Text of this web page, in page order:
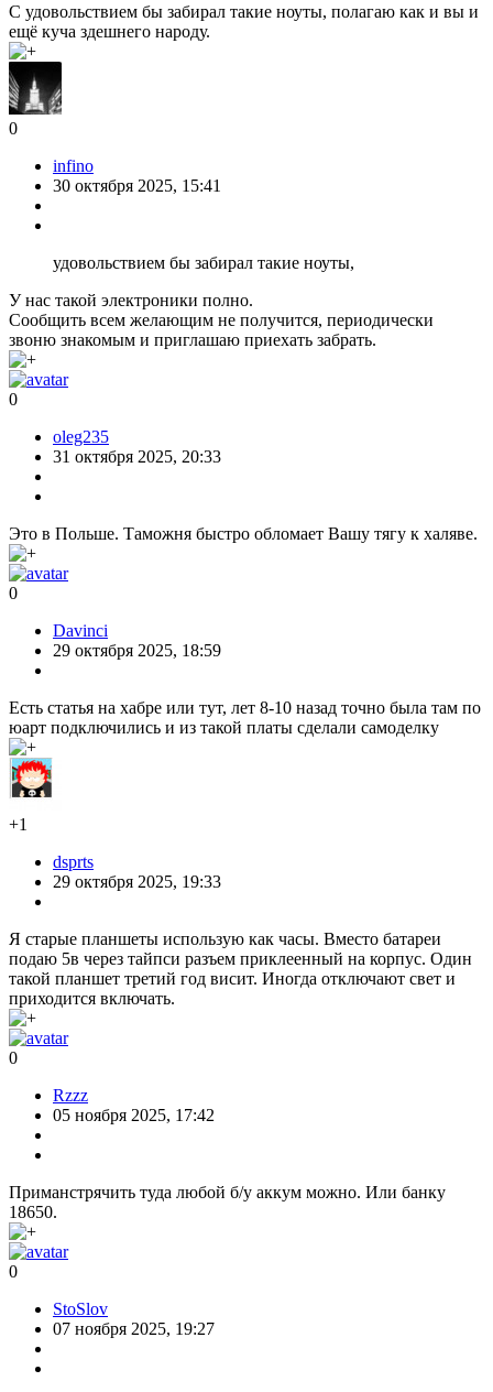
С удовольствием бы забирал такие ноуты, полагаю как и вы и
ещё куча здешнего народу.
0
infino
30 октября 2025, 15:41
удовольствием бы забирал такие ноуты,
У нас такой электроники полно.
Сообщить всем желающим не получится, периодически
звоню знакомым и приглашаю приехать забрать.
0
oleg235
31 октября 2025, 20:33
Это в Польше. Таможня быстро обломает Вашу тягу к халяве.
0
Davinci
29 октября 2025, 18:59
Есть статья на хабре или тут, лет 8-10 назад точно была там по
юарт подключились и из такой платы сделали самоделку
+1
dsprts
29 октября 2025, 19:33
Я старые планшеты использую как часы. Вместо батареи
подаю 5в через тайпси разъем приклеенный на корпус. Один
такой планшет третий год висит. Иногда отключают свет и
приходится включать.
0
Rzzz
05 ноября 2025, 17:42
Приманстрячить туда любой б/у аккум можно. Или банку
18650.
0
StoSlov
07 ноября 2025, 19:27